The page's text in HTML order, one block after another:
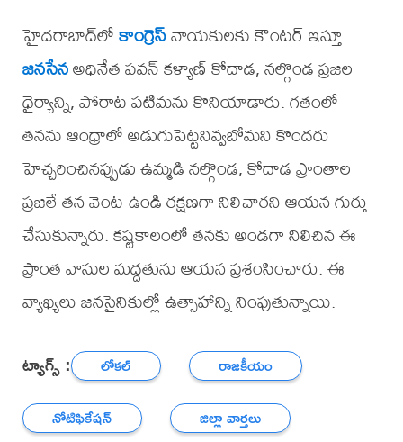
హైదరాబాద్‌లోకాంగ్రెస్నాయకులకు కౌంటర్ ఇస్తూ
జనసేనఅధినేత పవన్ కళ్యాణ్ కోదాడ, నల్గొండ ప్రజల
ధైర్యాన్ని, పోరాట పటిమను కొనియాడారు. గతంలో
తనను ఆంధ్రాలో అడుగుపెట్టనివ్వబోమని కొందరు
హెచ్చరించినప్పుడు ఉమ్మడి నల్గొండ, కోదాడ ప్రాంతాల
ప్రజలే తన వెంట ఉండి రక్షణగా నిలిచారని ఆయన గుర్తు
చేసుకున్నారు. కష్టకాలంలో తనకు అండగా నిలిచిన ఈ
ప్రాంత వాసుల మద్దతును ఆయన ప్రశంసించారు. ఈ
వ్యాఖ్యలు జనసైనికుల్లో ఉత్సాహాన్ని నింపుతున్నాయి.
ట్యాగ్స్ : లోకల్
రాజకీయం
నోటిఫికేషన్
జిల్లా వార్తలు